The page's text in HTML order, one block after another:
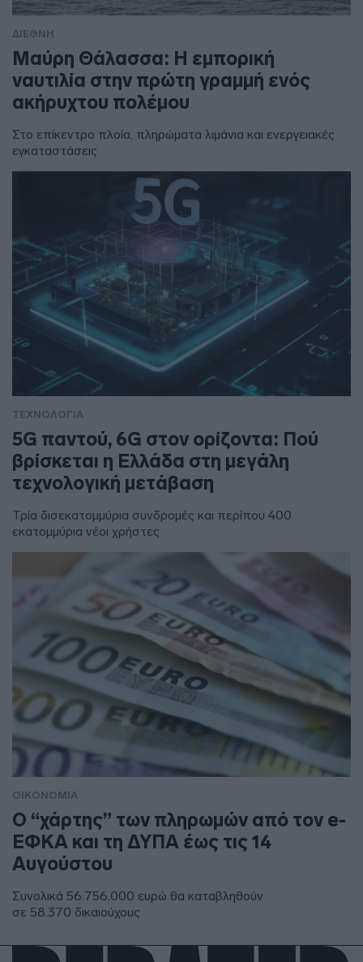
ΔΙΕΘΝΗ
Μαύρη Θάλασσα: Η εμπορική
ναυτιλία στην πρώτη γραμμή ενός
ακήρυχτου πολέμου
Στο επίκεντρο πλοία, πληρώματα λιμάνια και ενεργειακές
εγκαταστάσεις
ΤΕΧΝΟΛΟΓΙΑ
5G παντού, 6G στον ορίζοντα: Πού
βρίσκεται η Ελλάδα στη μεγάλη
τεχνολογική μετάβαση
Τρία δισεκατομμύρια συνδρομές και περίπου 400
εκατομμύρια νέοι χρήστες
ΟΙΚΟΝΟΜΙΑ
Ο “χάρτης” των πληρωμών από τον e-
ΕΦΚΑ και τη ΔΥΠΑ έως τις 14
Αυγούστου
Συνολικά 56.756.000 ευρώ θα καταβληθούν
σε 58.370 δικαιούχους